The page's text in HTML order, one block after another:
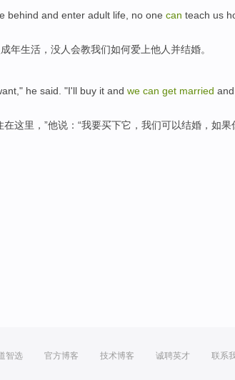
behind and enter adult life no one can teach us
成年生活 ， 没人会教我们如何爱上他人 并结婚。
," he said. "I'll buy it and we can get married and
在这里 ，”他说 ：“我要买下它 ，我们可以结婚 ，如
智选 官方博客 技术博客 诚聘英才 联系